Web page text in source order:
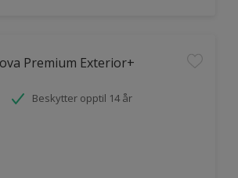
Premium Exterior+
Beskytter opptil 14 år